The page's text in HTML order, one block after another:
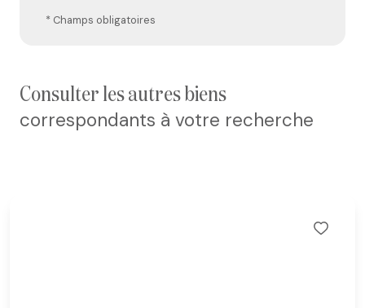
* Champs obligatoires
consulter les autres biens
correspondants à votre recherche